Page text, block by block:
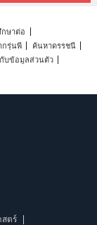
ษาต่อ
กรุ่นพี่
ค้นหาดรรชนี
กับข้อมูลส่วนตัว
สตร์